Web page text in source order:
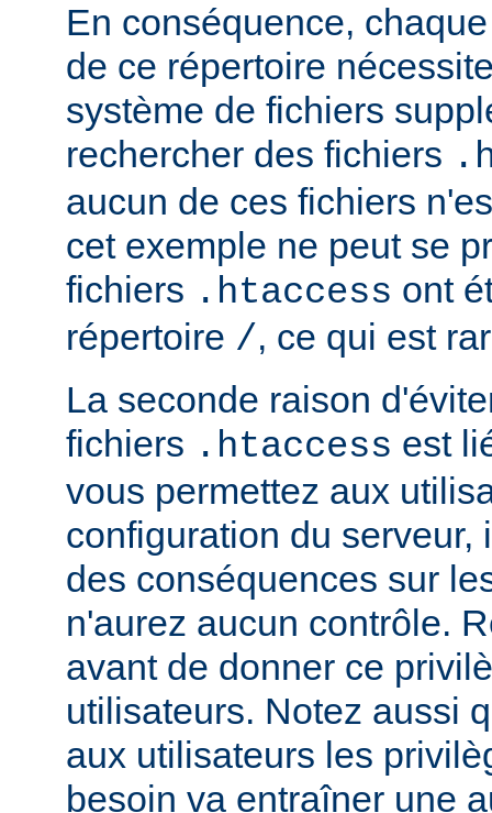
En conséquence,
de ce répertoire
système de fichiers
rechercher des fichiers
aucun de ces fichiers
cet exemple ne peut se
fichiers .htaccess ont
répertoire /, ce qui est
La seconde raison
fichiers .htaccess est
vous permettez aux
configuration du serveur,
des conséquences sur
n'aurez aucun contrôle.
avant de donner ce
utilisateurs. Notez aussi
aux utilisateurs les
besoin va entraîner une